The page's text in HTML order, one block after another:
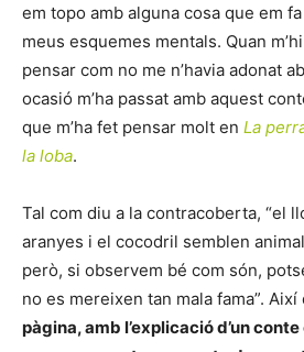
em topo amb alguna cosa que em
meus esquemes mentals. Quan
pensar com no me n’havia adonat
ocasió m’ha passat amb aquest
que m’ha fet pensar molt en La
la loba.
Tal com diu a la contracoberta, “el
aranyes i el cocodril semblen
però, si observem bé com són,
no es mereixen tan mala fama”. Així
pàgina, amb l’explicació d’un